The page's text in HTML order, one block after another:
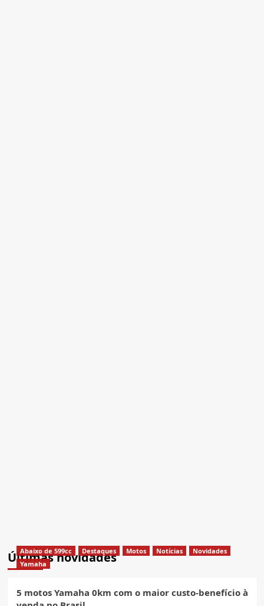
Últimas novidades
Abaixo de 599cc Destaques Motos Notícias
Novidades
Yamaha
5 motos Yamaha 0km com o maior custo-benefício à